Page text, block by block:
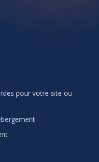
pour votre site ou